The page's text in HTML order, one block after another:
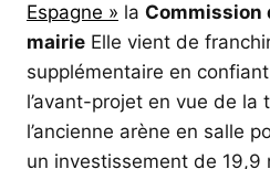
Espagne » la Commission
mairie Elle vient de
supplémentaire en
l’avant-projet en vue de la
l’ancienne arène en salle
un investissement de 19,9